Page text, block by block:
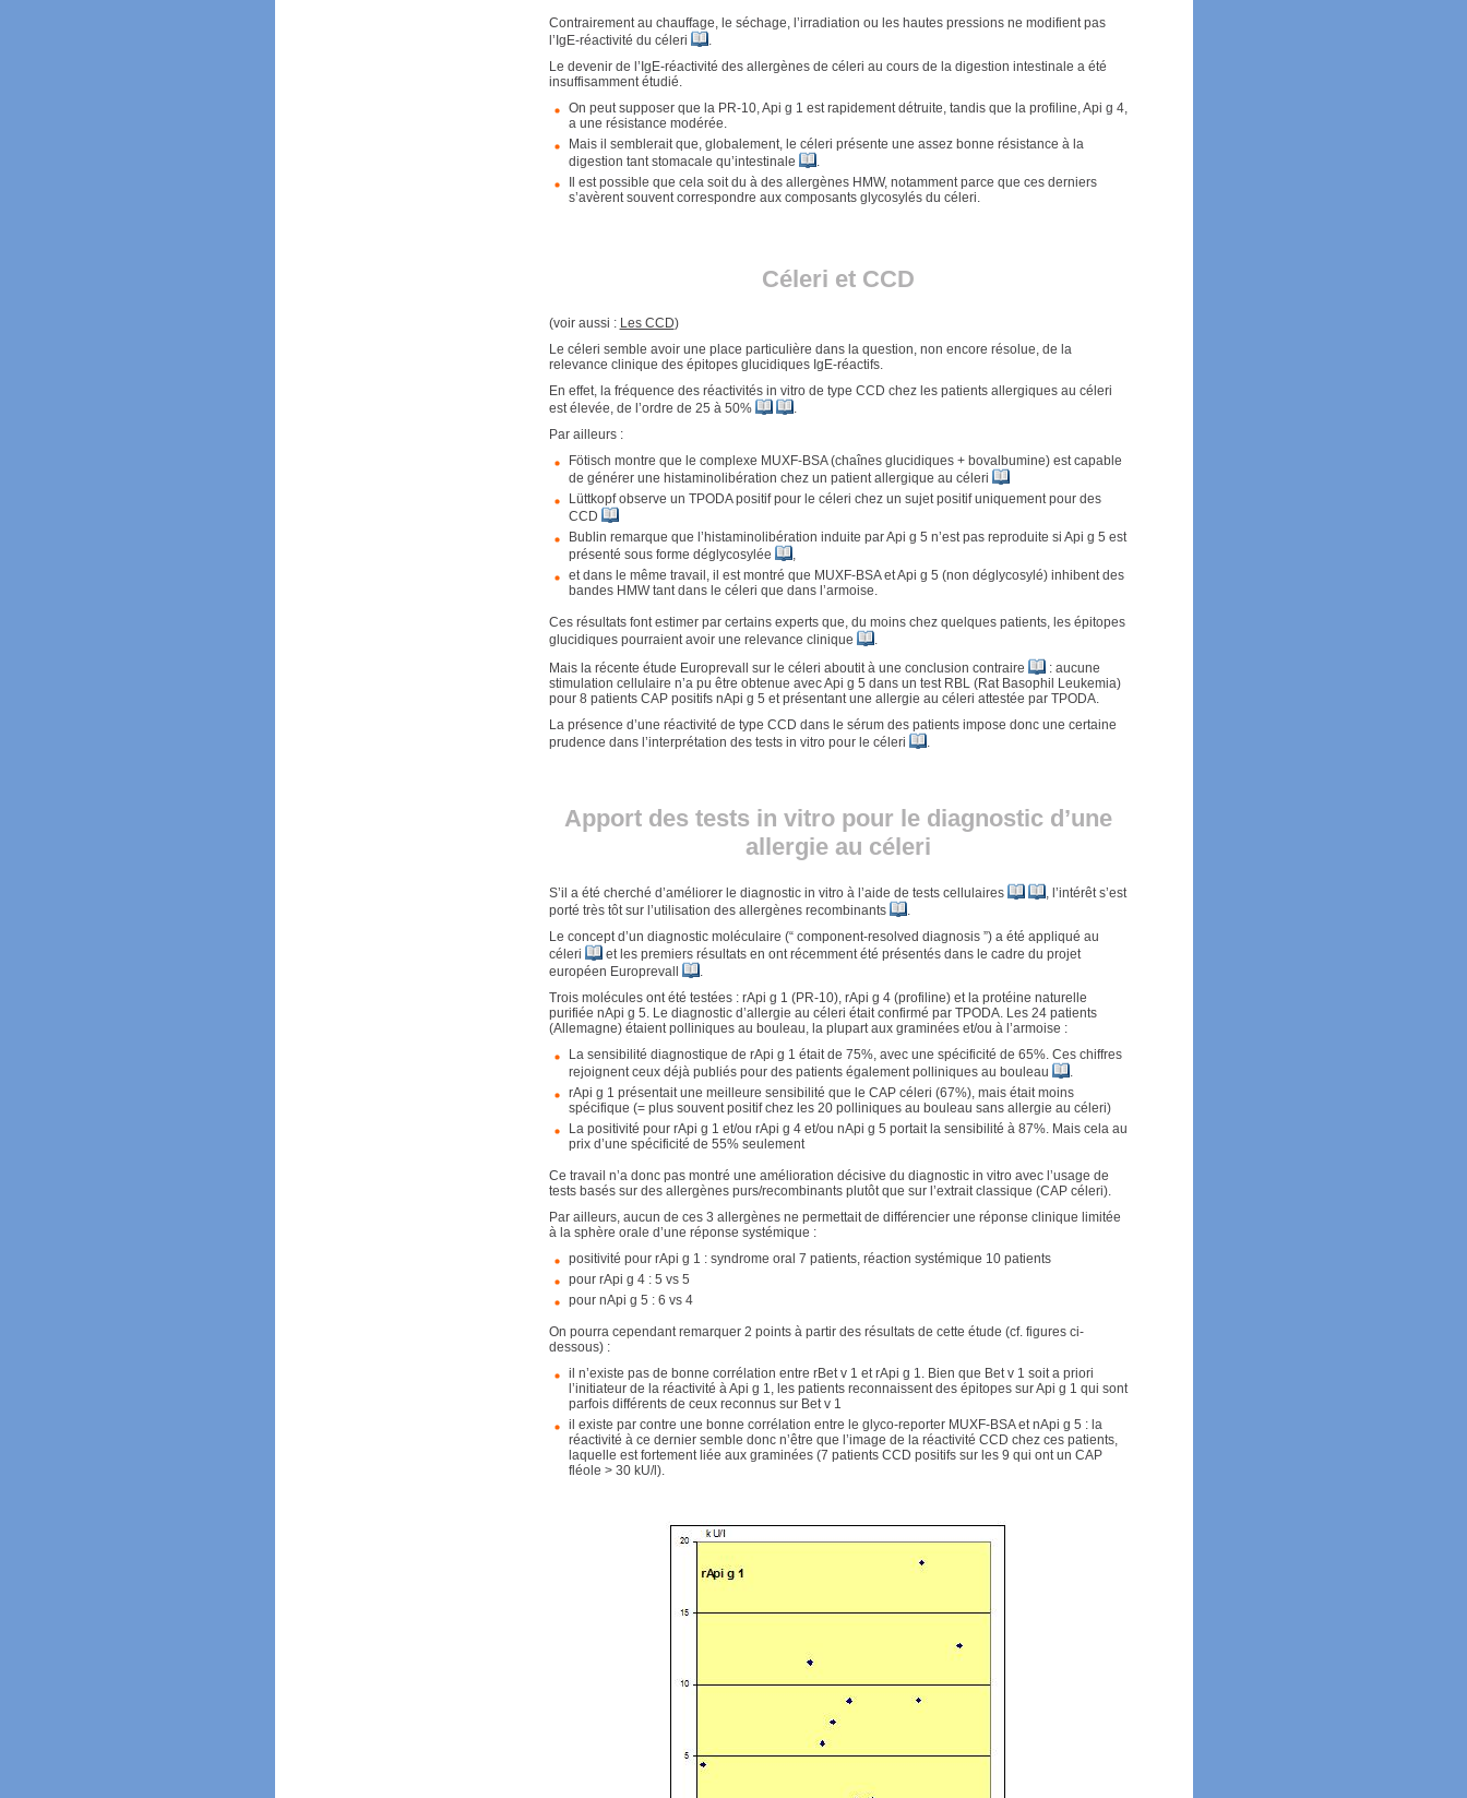
Contrairement au chauffage, le séchage, l’irradiation ou les hautes pressions ne modifient pas
l’IgE-réactivité du céleri
.
Le devenir de l’IgE-réactivité des allergènes de céleri au cours de la digestion intestinale a été
insuffisamment étudié.
On peut supposer que la PR-10, Api g 1 est rapidement détruite, tandis que la profiline, Api g 4,
a une résistance modérée.
Mais il semblerait que, globalement, le céleri présente une assez bonne résistance à la
digestion tant stomacale qu’intestinale
.
Il est possible que cela soit du à des allergènes HMW, notamment parce que ces derniers
s’avèrent souvent correspondre aux composants glycosylés du céleri.
Céleri et CCD
(voir aussi : Les CCD)
Le céleri semble avoir une place particulière dans la question, non encore résolue, de la
relevance clinique des épitopes glucidiques IgE-réactifs.
En effet, la fréquence des réactivités in vitro de type CCD chez les patients allergiques au céleri
est élevée, de l’ordre de 25 à 50%
.
Par ailleurs :
Fötisch montre que le complexe MUXF-BSA (chaînes glucidiques + bovalbumine) est capable
de générer une histaminolibération chez un patient allergique au céleri
Lüttkopf observe un TPODA positif pour le céleri chez un sujet positif uniquement pour des
CCD
Bublin remarque que l’histaminolibération induite par Api g 5 n’est pas reproduite si Api g 5 est
présenté sous forme déglycosylée
,
et dans le même travail, il est montré que MUXF-BSA et Api g 5 (non déglycosylé) inhibent des
bandes HMW tant dans le céleri que dans l’armoise.
Ces résultats font estimer par certains experts que, du moins chez quelques patients, les épitopes
glucidiques pourraient avoir une relevance clinique
.
Mais la récente étude Europrevall sur le céleri aboutit à une conclusion contraire
: aucune
stimulation cellulaire n’a pu être obtenue avec Api g 5 dans un test RBL (Rat Basophil Leukemia)
pour 8 patients CAP positifs nApi g 5 et présentant une allergie au céleri attestée par TPODA.
La présence d’une réactivité de type CCD dans le sérum des patients impose donc une certaine
prudence dans l’interprétation des tests in vitro pour le céleri
.
Apport des tests in vitro pour le diagnostic d’une
allergie au céleri
S’il a été cherché d’améliorer le diagnostic in vitro à l’aide de tests cellulaires
, l’intérêt s’est
porté très tôt sur l’utilisation des allergènes recombinants
.
Le concept d’un diagnostic moléculaire (“ component-resolved diagnosis ”) a été appliqué au
céleri
et les premiers résultats en ont récemment été présentés dans le cadre du projet
européen Europrevall
.
Trois molécules ont été testées : rApi g 1 (PR-10), rApi g 4 (profiline) et la protéine naturelle
purifiée nApi g 5. Le diagnostic d’allergie au céleri était confirmé par TPODA. Les 24 patients
(Allemagne) étaient polliniques au bouleau, la plupart aux graminées et/ou à l’armoise :
La sensibilité diagnostique de rApi g 1 était de 75%, avec une spécificité de 65%. Ces chiffres
rejoignent ceux déjà publiés pour des patients également polliniques au bouleau
.
rApi g 1 présentait une meilleure sensibilité que le CAP céleri (67%), mais était moins
spécifique (= plus souvent positif chez les 20 polliniques au bouleau sans allergie au céleri)
La positivité pour rApi g 1 et/ou rApi g 4 et/ou nApi g 5 portait la sensibilité à 87%. Mais cela au
prix d’une spécificité de 55% seulement
Ce travail n’a donc pas montré une amélioration décisive du diagnostic in vitro avec l’usage de
tests basés sur des allergènes purs/recombinants plutôt que sur l’extrait classique (CAP céleri).
Par ailleurs, aucun de ces 3 allergènes ne permettait de différencier une réponse clinique limitée
à la sphère orale d’une réponse systémique :
positivité pour rApi g 1 : syndrome oral 7 patients, réaction systémique 10 patients
pour rApi g 4 : 5 vs 5
pour nApi g 5 : 6 vs 4
On pourra cependant remarquer 2 points à partir des résultats de cette étude (cf. figures ci-
dessous) :
il n’existe pas de bonne corrélation entre rBet v 1 et rApi g 1. Bien que Bet v 1 soit a priori
l’initiateur de la réactivité à Api g 1, les patients reconnaissent des épitopes sur Api g 1 qui sont
parfois différents de ceux reconnus sur Bet v 1
il existe par contre une bonne corrélation entre le glyco-reporter MUXF-BSA et nApi g 5 : la
réactivité à ce dernier semble donc n’être que l’image de la réactivité CCD chez ces patients,
laquelle est fortement liée aux graminées (7 patients CCD positifs sur les 9 qui ont un CAP
fléole > 30 kU/l).